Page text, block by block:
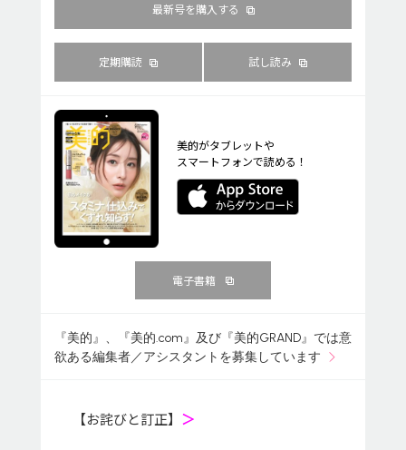
最新号を購入する
定期購読 試し読み
美的がタブレットや
スマートフォンで読める！
電子書籍
『美的』、『美的.com』及び『美的GRAND』では意
欲ある編集者／アシスタントを募集しています
【お詫びと訂正】 ＞